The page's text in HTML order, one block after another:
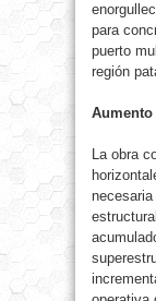
para
puerto
región
La obra
necesaria